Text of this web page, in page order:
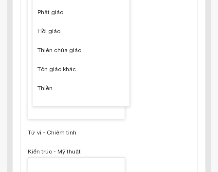
Phật giáo
Hồi giáo
Thiên chúa giáo
Tôn giáo khác
Thiền
Tử vi - Chiêm tinh
Kiến trúc - Mỹ thuật